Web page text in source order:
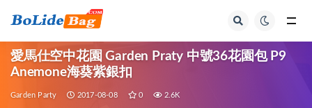
愛馬仕空中花園 Garden Praty 中號36花園包 P9
Anemone海葵紫銀扣
Garden Party 2017-08-08 0 2.6K